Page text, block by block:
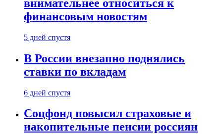
внимательнее относиться к
финансовым новостям
5 дней спустя
В России внезапно поднялись
ставки по вкладам
6 дней спустя
Соцфонд повысил страховые и
накопительные пенсии россиян